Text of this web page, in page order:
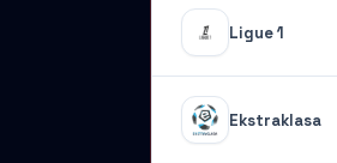
Ligue 1
Ekstraklasa